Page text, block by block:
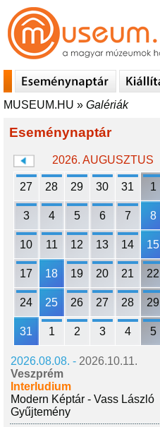
MUSEUM.HU » Galériák
Eseménynaptár
2026. AUGUSZTUS
27 28 29 30 31 1
3 4 5 6 7 8
10 11 12 13 14 15
17 18 19 20 21 22
24 25 26 27 28 29
31 1 2 3 4 5
2026.08.08. - 2026.10.11.
Veszprém
Interludium
Modern Képtár - Vass László
Gyűjtemény